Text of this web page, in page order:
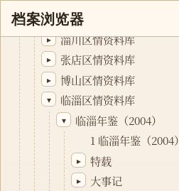
档案浏览器
▸ 淄博年鉴资料库
▸ 淄川区情资料库
▸ 张店区情资料库
▸ 博山区情资料库
▾ 临淄区情资料库
▾
临淄年鉴（2004）
1 临淄年鉴（2004）
▸ 特载
▸ 大事记